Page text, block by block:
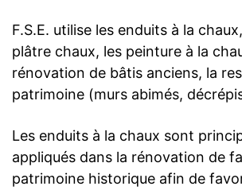
F.S.E. utilise les enduits à la
plâtre chaux, les peinture à la
rénovation de bâtis anciens, la
patrimoine (murs abimés,
Les enduits à la chaux sont
appliqués dans la rénovation de
patrimoine historique afin de